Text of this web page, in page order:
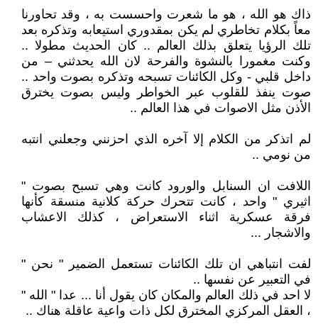
ذاك هو الله ، هو ما شعرت واحسست به ، وقد تحاورنا
معاً بكلام تخاطري لم يكن بمقدوري استيعابه وتذكره بعد
تلك الرؤيا يتعلق بذلك العالم .. كان الحديث مطولا ..
وكنت مغمورا بالنشوة والفرحة لان الله يحدثني – من
داخل قلبي - وكل الكائنات تسبحه وتذكره بصوت واحد ..
صوت ينفذ للقلوب عبر الخواطر وليس بصوت يخترق
الأذن مثل الاصوات في هذا العالم ..
لم اتذكر من الكلام إلا آخره الذي احزنني وجعلني انتبه
من نومي ..
اللافت ان السنابل والورود كانت وهي تسبح بصوت "
اثيري " واحد ، كانت تتحرك حركة كلانية منسقة كأنها
فرقة عسكرية اثناء الاستعراض ، كذلك الاعشاب
والاشجار ...
لفت انتباهي ان تلك الكائنات تستعمل الضمير " نحن "
في التعبير عن نفسها ..
لا احد في ذلك العالم والمكان كان يقول أنا ... عدا " الله "
، العقل المركزي المخترق لكل ذات واعية عاقلة هناك ..